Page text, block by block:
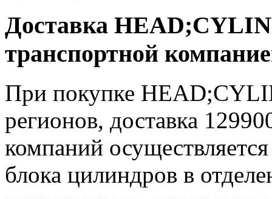
Доставка
транспортной
При покупке
регионов, доставка
компаний
блока цилиндров в